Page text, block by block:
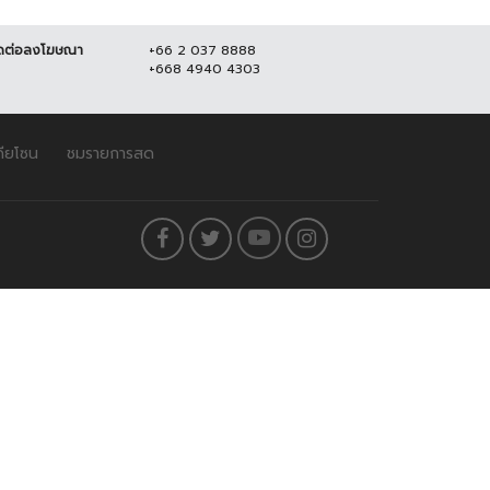
อลงโฆษณา
+66 2 037 8888
+668 4940 4303
ยโซน ชมรายการสด